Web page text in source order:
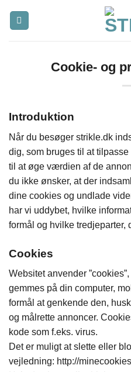
Cookie- og
Introduktion
Når du besøger strikle.dk
dig, som bruges til at
til at øge værdien af de
du ikke ønsker, at der
dine cookies og undlade
har vi uddybet, hvilke
formål og hvilke tredjeparter,
Cookies
Websitet anvender
gemmes på din computer,
formål at genkende den,
og målrette annoncer.
kode som f.eks. virus.
Det er muligt at slette eller
vejledning: http://